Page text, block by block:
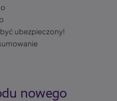
ubezpieczony!
nowego